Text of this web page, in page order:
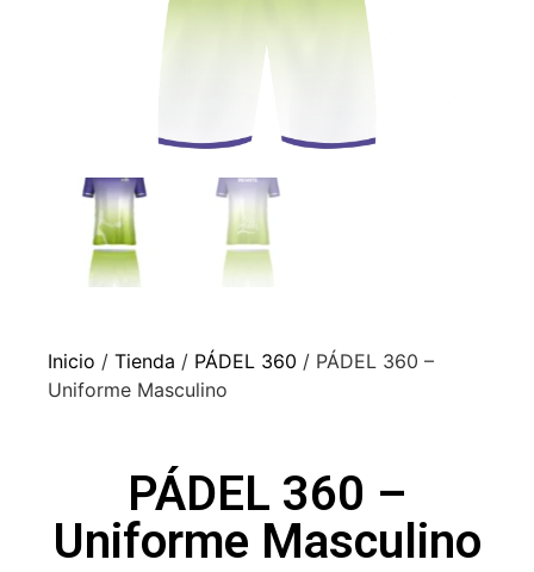
Inicio / Tienda / PÁDEL 360 / PÁDEL 360 –
Uniforme Masculino
PÁDEL 360 –
Uniforme Masculino